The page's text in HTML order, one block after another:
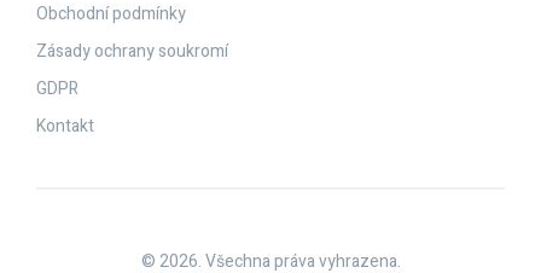
Obchodní podmínky
Zásady ochrany soukromí
GDPR
Kontakt
© 2026. Všechna práva vyhrazena.